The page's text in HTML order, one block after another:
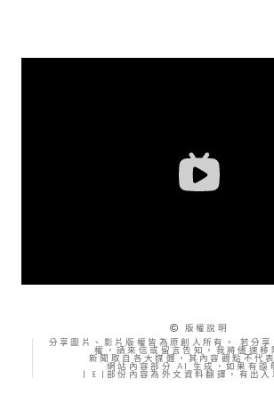
版權說明
分享圖片、影片版權皆為原創人所有。 若分
權，請來信或留言告知，我將儘速移
新聞取自各大媒體，其內容觀點不代
網站內容部分 AI 生成，如果有誤
| £ |部份內容為外文資料翻譯，有出入